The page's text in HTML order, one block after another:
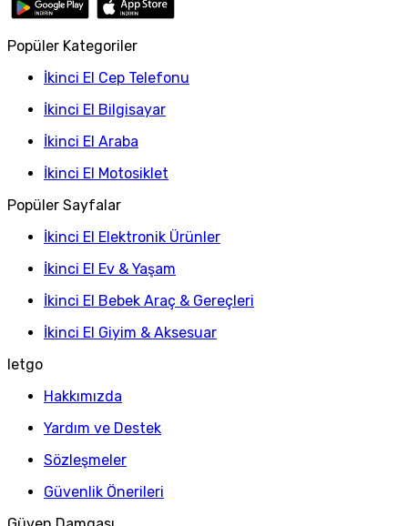
Popüler Kategoriler
İkinci El Cep Telefonu
İkinci El Bilgisayar
İkinci El Araba
İkinci El Motosiklet
Popüler Sayfalar
İkinci El Elektronik Ürünler
İkinci El Ev & Yaşam
İkinci El Bebek Araç & Gereçleri
İkinci El Giyim & Aksesuar
letgo
Hakkımızda
Yardım ve Destek
Sözleşmeler
Güvenlik Önerileri